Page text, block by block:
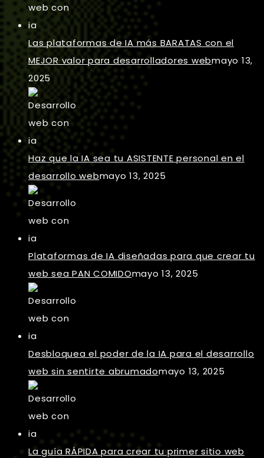
Las plataformas de IA más BARATAS con el
MEJOR valor para desarrolladores webmayo 13,
2025
Haz que la IA sea tu ASISTENTE personal en el
desarrollo webmayo 13, 2025
Plataformas de IA diseñadas para que crear tu
web sea PAN COMIDOmayo 13, 2025
Desbloquea el poder de la IA para el desarrollo
web sin sentirte abrumadomayo 13, 2025
La guía RÁPIDA para crear tu primer sitio web